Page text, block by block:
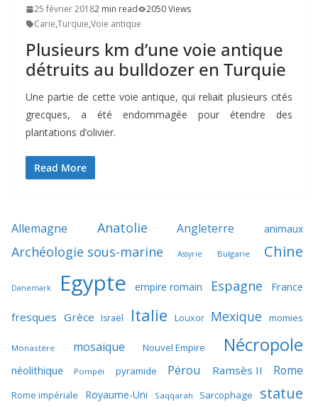
25 février 20182 min read
2050 Views
Carie,Turquie,Voie antique
Plusieurs km d’une voie antique
détruits au bulldozer en Turquie
Une partie de cette voie antique, qui reliait plusieurs cités
grecques, a été endommagée pour étendre des
plantations d’olivier.
Read More
Allemagne Anatolie Angleterre animaux
Archéologie sous-marine Assyrie Bulgarie Chine
Danemark Egypte empire romain Espagne France
fresques Grèce Israël Italie Louxor Mexique momies
Monastère mosaïque Nouvel Empire Nécropole
néolithique Pompéi pyramide Pérou Ramsès II Rome
Rome impériale Royaume-Uni Saqqarah Sarcophage statue